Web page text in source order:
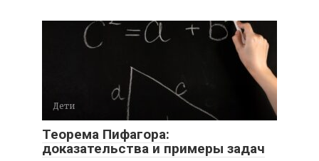
Дети
Теорема Пифагора:
доказательства и примеры задач